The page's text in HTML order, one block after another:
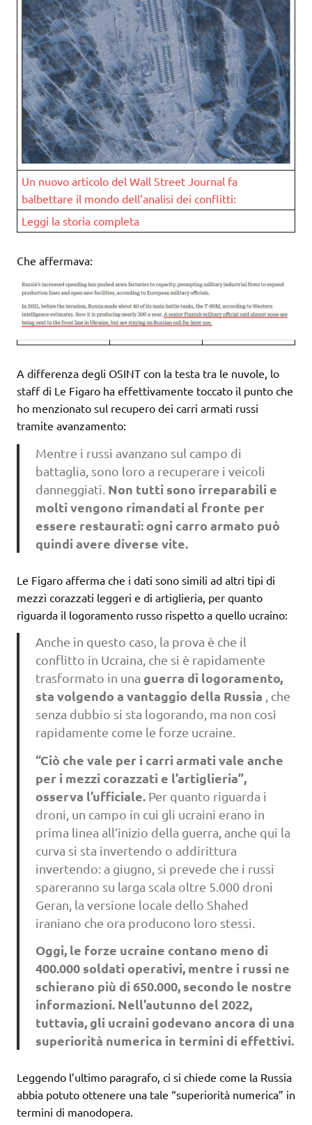
Un nuovo articolo del Wall Street Journal fa
balbettare il mondo dell’analisi dei conflitti:
Leggi la storia completa
Che affermava:
A differenza degli OSINT con la testa tra le nuvole, lo
staff di Le Figaro ha effettivamente toccato il punto che
ho menzionato sul recupero dei carri armati russi
tramite avanzamento:
Mentre i russi avanzano sul campo di
battaglia, sono loro a recuperare i veicoli
danneggiati. Non tutti sono irreparabili e
molti vengono rimandati al fronte per
essere restaurati: ogni carro armato può
quindi avere diverse vite.
Le Figaro afferma che i dati sono simili ad altri tipi di
mezzi corazzati leggeri e di artiglieria, per quanto
riguarda il logoramento russo rispetto a quello ucraino:
Anche in questo caso, la prova è che il
conflitto in Ucraina, che si è rapidamente
trasformato in una guerra di logoramento,
sta volgendo a vantaggio della Russia , che
senza dubbio si sta logorando, ma non così
rapidamente come le forze ucraine.
“Ciò che vale per i carri armati vale anche
per i mezzi corazzati e l’artiglieria”,
osserva l’ufficiale. Per quanto riguarda i
droni, un campo in cui gli ucraini erano in
prima linea all’inizio della guerra, anche qui la
curva si sta invertendo o addirittura
invertendo: a giugno, si prevede che i russi
spareranno su larga scala oltre 5.000 droni
Geran, la versione locale dello Shahed
iraniano che ora producono loro stessi.
Oggi, le forze ucraine contano meno di
400.000 soldati operativi, mentre i russi ne
schierano più di 650.000, secondo le nostre
informazioni. Nell’autunno del 2022,
tuttavia, gli ucraini godevano ancora di una
superiorità numerica in termini di effettivi.
Leggendo l’ultimo paragrafo, ci si chiede come la Russia
abbia potuto ottenere una tale “superiorità numerica” ​​in
termini di manodopera.